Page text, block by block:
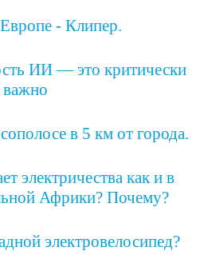
- Клипер.
ИИ — это критически
важно
в 5 км от города.
электричества как и в
Африки? Почему?
электровелосипед?